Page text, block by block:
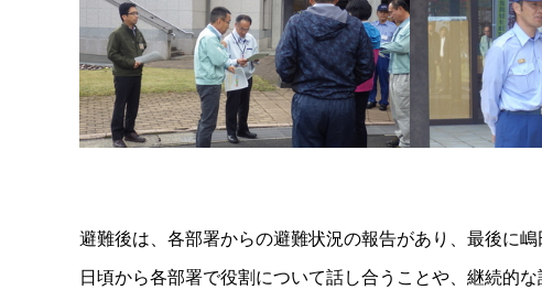
避難後は、各部署からの避難状況の報告があり、最後に
日頃から各部署で役割について話し合うことや、継続的